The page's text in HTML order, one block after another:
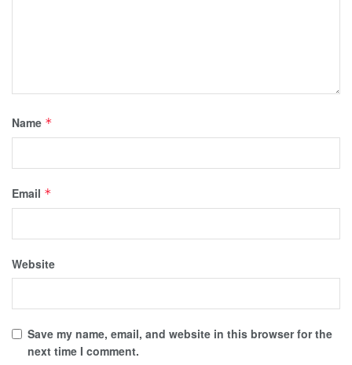
Name *
Email *
Website
Save my name, email, and website in this browser for the
next time I comment.